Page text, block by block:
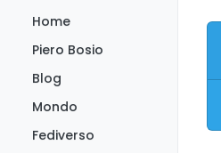
Home
Piero Bosio
Blog
Mondo
Fediverso